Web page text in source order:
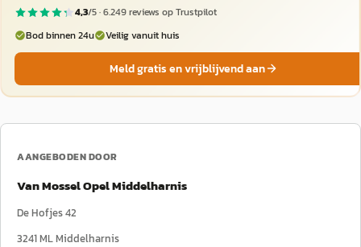
4,3/5 ·6.249reviews op Trustpilot
Bod binnen 24u
Veilig vanuit huis
Meld gratis en vrijblijvend aan
AANGEBODEN DOOR
Van Mossel Opel Middelharnis
De Hofjes 42
3241 MLMiddelharnis